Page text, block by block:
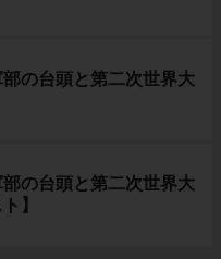
の台頭と第二次世界大
の台頭と第二次世界大
】